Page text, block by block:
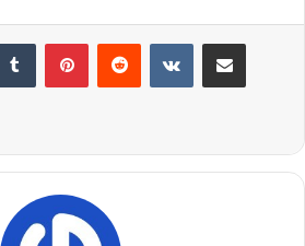
Tumblr PinterestReddit VKontakteCompartir por correo